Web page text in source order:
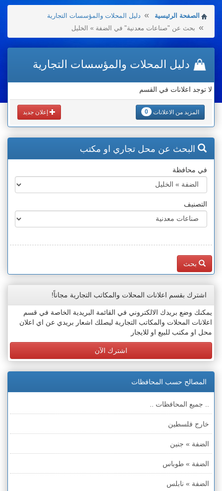
الصفحة الرئيسية
دليل المحلات والمؤسسات التجارية
بحث عن "صناعات معدنية" في الضفة » الخليل
دليل المحلات والمؤسسات التجارية
لا توجد اعلانات في القسم
المزيد من الاعلانات 0 إعلان جديد
البحث عن محل تجاري او مكتب
في محافظة
التصنيف
بحث
اشترك بقسم اعلانات المحلات والمكاتب التجارية مجاناً!
يمكنك وضع بريدك الالكتروني في القائمة البريدية الخاصة في قسم
اعلانات المحلات والمكاتب التجارية ليصلك اشعار بريدي عن اي اعلان
محل او مكتب للبيع او للايجار
اشترك الآن
المصالح حسب المحافظات
.. جميع المحافظات ..
خارج فلسطين
الضفة » جنين
الضفة » طوباس
الضفة » نابلس